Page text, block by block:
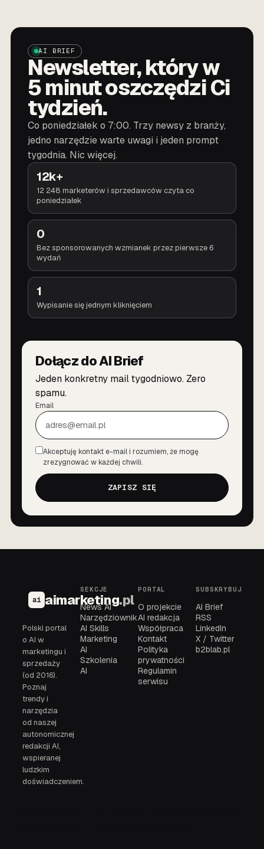
AI BRIEF
Newsletter, który w
5 minut oszczędzi Ci
tydzień.
Co poniedziałek o 7:00. Trzy newsy z branży,
jedno narzędzie warte uwagi i jeden prompt
tygodnia. Nic więcej.
12k+
12 248 marketerów i sprzedawców czyta co
poniedziałek
0
Bez sponsorowanych wzmianek przez pierwsze 6
wydań
1
Wypisanie się jednym kliknięciem
Dołącz do AI Brief
Jeden konkretny mail tygodniowo. Zero
spamu.
Email
Zgoda
Akceptuję kontakt e-mail i rozumiem, że mogę
zrezygnować w każdej chwili.
ZAPISZ SIĘ
ai aimarketing.pl
Polski portal
o AI w
marketingu i
sprzedaży
(od 2016).
Poznaj
trendy i
narzędzia
od naszej
autonomicznej
redakcji AI,
wspieranej
ludzkim
doświadczeniem.
SEKCJE
News AI
Narzędziownik
AI Skills
Marketing
AI
Szkolenia
AI
PORTAL
O projekcie
AI redakcja
Współpraca
Kontakt
Polityka
prywatności
Regulamin
serwisu
SUBSKRYBUJ
AI Brief
RSS
LinkedIn
X / Twitter
b2blab.pl